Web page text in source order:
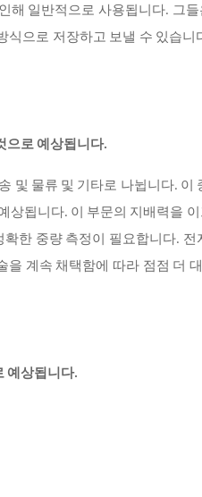
해 일반적으로 사용됩니다. 그
식으로 저장하고 보낼 수 있습니
으로 예상됩니다.
및 물류 및 기타로 나뉩니다. 이
상됩니다. 이 부문의 지배력을
한 중량 측정이 필요합니다. 전
을 계속 채택함에 따라 점점 더
예상됩니다.